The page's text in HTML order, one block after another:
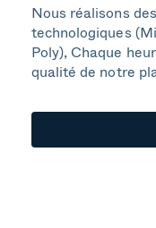
Nous réalisons
technologiques
Poly), Chaque
qualité de notre